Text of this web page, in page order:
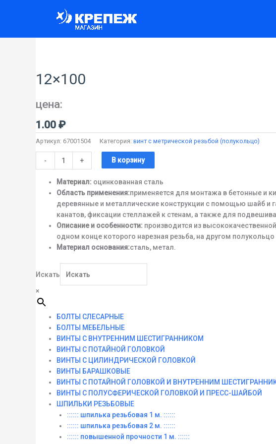
12×100
цена:
1.00 ₽
Артикул: 67001504 Категория: винт c метрической резьбой (полукольцо)
- + В корзину
Материал: оцинкованная сталь
Область применения:применяется для монтажа в бетонные и
деревянные и металлические конструкции с помощью шайб и
канатов, фиксации стеллажей к стенам, а также для
Описание и особенности: производится из
одном конце которого нарезная резьба, на другом полукольцо
Материал основания:сталь, метал.
Искать
×
БОЛТЫ СЛЕСАРНЫЕ
БОЛТЫ МЕБЕЛЬНЫЕ
ВИНТЫ С ВНУТРЕННИМ ШЕСТИГРАННИКОМ
ВИНТЫ С ПОТАЙНОЙ ГОЛОВКОЙ
ВИНТЫ С ЦИЛИНДРИЧЕСКОЙ ГОЛОВКОЙ
ВИНТЫ БАРАШКОВЫЕ
ВИНТЫ С ПОТАЙНОЙ ГОЛОВКОЙ И ВНУТРЕННИМ
ВИНТЫ С ПОЛУСФЕРИЧЕСКОЙ ГОЛОВКОЙ И ПРЕСС-ШАЙБОЙ
ШПИЛЬКИ РЕЗЬБОВЫЕ
:::::: шпилька резьбовая 1 м. ::::::
:::::: шпилька резьбовая 2 м. ::::::
:::::: повышенной прочности 1 м. ::::::